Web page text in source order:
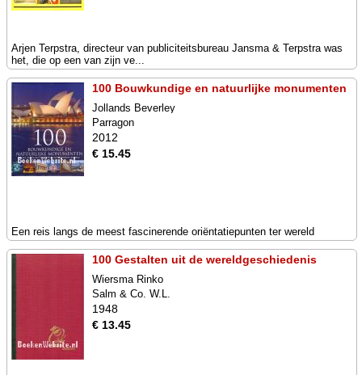
Arjen Terpstra, directeur van publiciteitsbureau Jansma & Terpstra was
het, die op een van zijn ve...
100 Bouwkundige en natuurlijke monumenten
Jollands Beverley
Parragon
2012
€ 15.45
Een reis langs de meest fascinerende oriëntatiepunten ter wereld
100 Gestalten uit de wereldgeschiedenis
Wiersma Rinko
Salm & Co. W.L.
1948
€ 13.45